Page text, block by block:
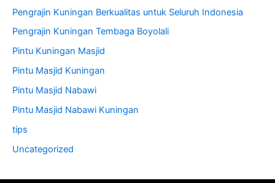
Pengrajin Kuningan Berkualitas untuk Seluruh Indonesia
Pengrajin Kuningan Tembaga Boyolali
Pintu Kuningan Masjid
Pintu Masjid Kuningan
Pintu Masjid Nabawi
Pintu Masjid Nabawi Kuningan
tips
Uncategorized